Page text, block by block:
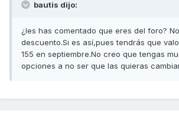
bautis dijo:
¿les has comentado que eres del foro?
descuento.Si es así,pues tendrás que
155 en septiembre.No creo que tengas
opciones a no ser que las quieras